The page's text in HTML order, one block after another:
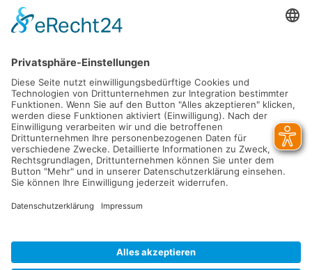
Telefon
Standorte
Karriere
Verein
Das Magazin
Unterstützen Sie uns
Unabhängige Meldestelle